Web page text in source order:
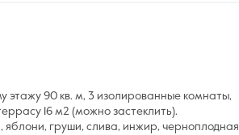
Ежедневно с 08:30 до 20:00
90 кв. м, 3 изолированные комнаты,
16 м2 (можно застеклить).
яблони, груши, слива, инжир, черноплодная